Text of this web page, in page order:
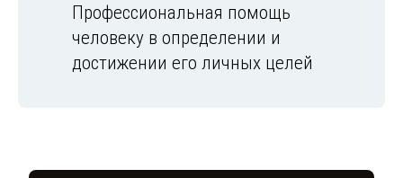
Профессиональная помощь
человеку в определении и
достижении его личных целей